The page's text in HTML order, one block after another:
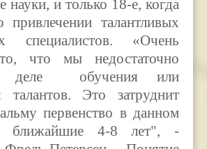
науки, и только 18-е, когда
талантливых
специалистов. «Очень
что мы недостаточно
деле обучения или
талантов. Это затруднит
первенство в данном
ближайшие 4-8 лет", -